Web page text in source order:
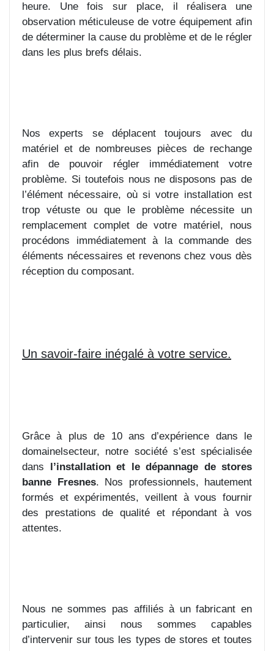
heure. Une fois sur place, il réalisera une
observation méticuleuse de votre équipement afin
de déterminer la cause du problème et de le régler
dans les plus brefs délais.
Nos experts se déplacent toujours avec du
matériel et de nombreuses pièces de rechange
afin de pouvoir régler immédiatement votre
problème. Si toutefois nous ne disposons pas de
l’élément nécessaire, où si votre installation est
trop vétuste ou que le problème nécessite un
remplacement complet de votre matériel, nous
procédons immédiatement à la commande des
éléments nécessaires et revenons chez vous dès
réception du composant.
Un savoir-faire inégalé à votre service.
Grâce à plus de 10 ans d’expérience dans le
domainelsecteur, notre société s’est spécialisée
dans l’installation et le dépannage de stores
banne Fresnes. Nos professionnels, hautement
formés et expérimentés, veillent à vous fournir
des prestations de qualité et répondant à vos
attentes.
Nous ne sommes pas affiliés à un fabricant en
particulier, ainsi nous sommes capables
d’intervenir sur tous les types de stores et toutes